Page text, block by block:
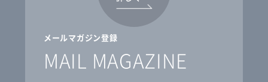
メールマガジン登録
MAIL MAGAZINE